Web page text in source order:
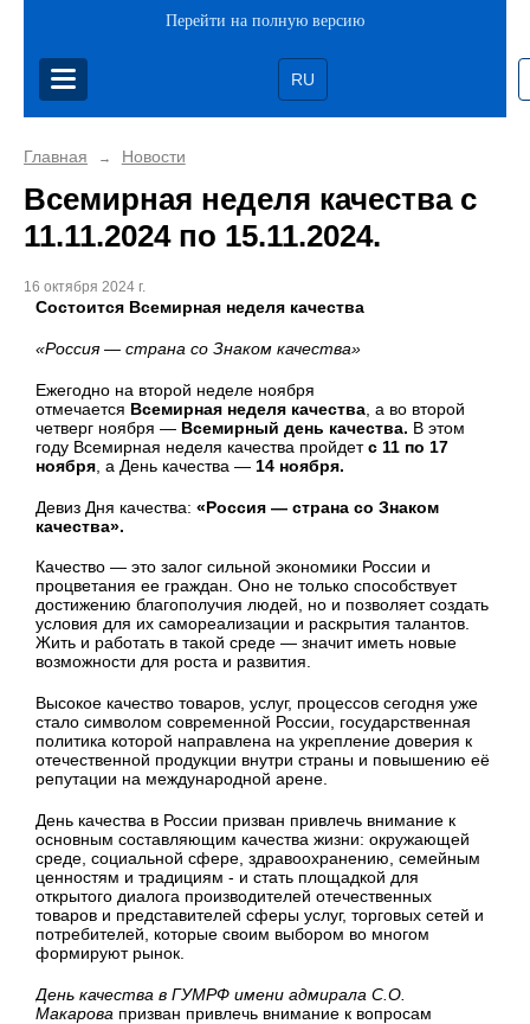
Перейти на полную версию
RU
Главная → Новости
Всемирная неделя качества с
11.11.2024 по 15.11.2024.
16 октября 2024 г.
Состоится Всемирная неделя качества
«Россия — страна со Знаком качества»
Ежегодно на второй неделе ноября
отмечается Всемирная неделя качества , а во второй
четверг ноября — Всемирный день качества. В этом
году Всемирная неделя качества пройдетс 11 по 17
ноября , а День качества — 14 ноября.
Девиз Дня качества: «Россия — страна со Знаком
качества».
Качество — это залог сильной экономики России и
процветания ее граждан. Оно не только способствует
достижению благополучия людей, но и позволяет создать
условия для их самореализации и раскрытия талантов.
Жить и работать в такой среде — значит иметь новые
возможности для роста и развития.
Высокое качество товаров, услуг, процессов сегодня уже
стало символом современной России, государственная
политика которой направлена на укрепление доверия к
отечественной продукции внутри страны и повышению её
репутации на международной арене.
День качества в России призван привлечь внимание к
основным составляющим качества жизни: окружающей
среде, социальной сфере, здравоохранению, семейным
ценностям и традициям - и стать площадкой для
открытого диалога производителей отечественных
товаров и представителей сферы услуг, торговых сетей и
потребителей, которые своим выбором во многом
формируют рынок.
День качества в ГУМРФ имени адмирала С.О.
Макарова призван привлечь внимание к вопросам